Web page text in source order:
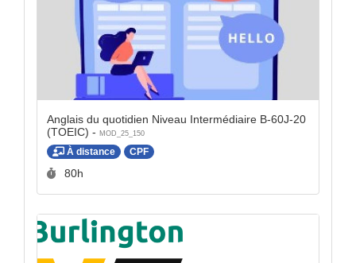
Anglais du quotidien Niveau Intermédiaire B-60J-20
(TOEIC) - MOD_25_150
À distance CPF
Durée :
80h